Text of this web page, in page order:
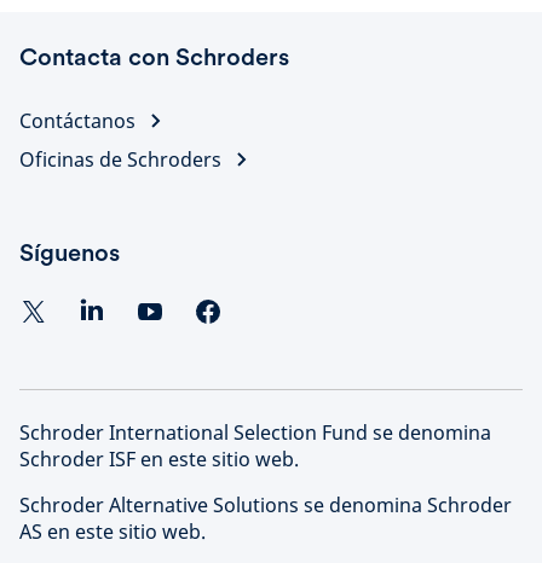
Contacta con Schroders
Contáctanos
Oficinas de Schroders
Síguenos
Schroder International Selection Fund se denomina
Schroder ISF en este sitio web.
Schroder Alternative Solutions se denomina Schroder
AS en este sitio web.